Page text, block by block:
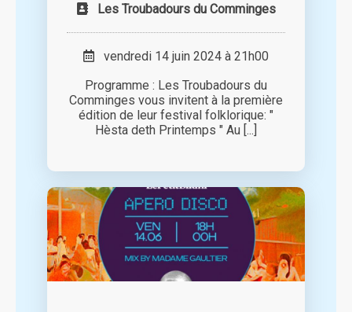
Les Troubadours du Comminges
vendredi 14 juin 2024 à 21h00
Programme : Les Troubadours du
Comminges vous invitent à la première
édition de leur festival folklorique: "
Hèsta deth Printemps " Au [...]